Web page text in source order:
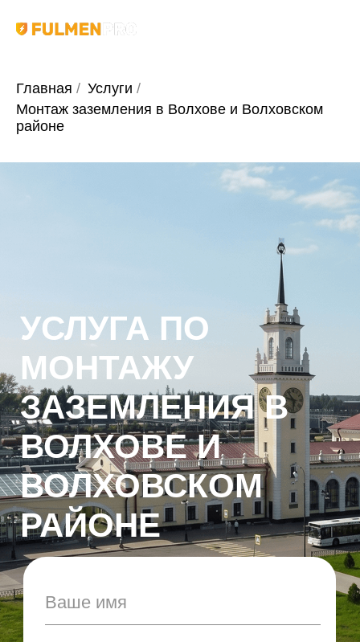
Главная / Услуги /
Монтаж заземления в Волхове и Волховском
районе
ВОЛХОВЕ И
ВОЛХОВСКОМ
РАЙОНЕ
+7
Я согласен с Политикой
конфиденциальности